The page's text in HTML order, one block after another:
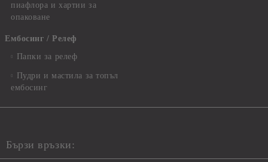
пиафлора и хартии за
опаковане
Ембосинг / Релеф
Папки за релеф
Пудри и мастила за топъл
ембосинг
Бързи връзки: